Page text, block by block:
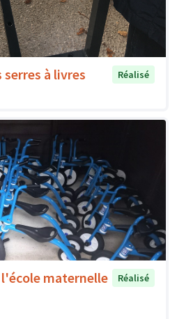
serres à livres
Réalisé
l'école maternelle
Réalisé